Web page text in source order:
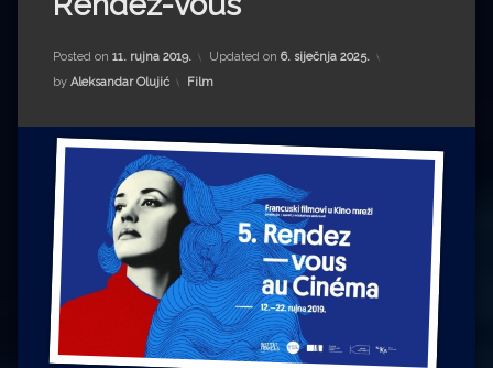
Impressum
Milenko Strižak
Drugi autori
Drugi autori
Ljiljana Lekanić-Kljaić
Željko Krznarić
Mario Lovreković
Miroslav Šantek
Posted on 11. rujna 2019. Updated on 6. siječnja 2025.
by Aleksandar Olujić Kategorije:
Film